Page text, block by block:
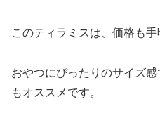
このティラミスは、価格も手
おやつにぴったりのサイズ
もオススメです。